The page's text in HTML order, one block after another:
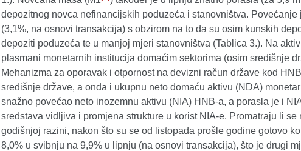
depozitnog novca nefinancijskih poduzeća i stanovništva.
(3,1%, na osnovi transakcija) s obzirom na to da su osim kunskih
depoziti poduzeća te u manjoj mjeri stanovništva (Tablica 3.). Na
plasmani monetarnih institucija domaćim sektorima (osim središnje
Mehanizma za oporavak i otpornost na devizni račun države kod
središnje države, a onda i ukupnu neto domaću aktivu (NDA)
snažno povećao neto inozemnu aktivu (NIA) HNB-a, a porasla je i
sredstava vidljiva i promjena strukture u korist NIA-e. Promatraju li
godišnjoj razini, nakon što su se od listopada prošle godine gotovo
8,0% u svibnju na 9,9% u lipnju (na osnovi transakcija), što je drugi